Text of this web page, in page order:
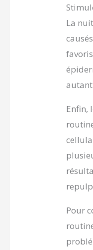
La
Enfin,
Pour